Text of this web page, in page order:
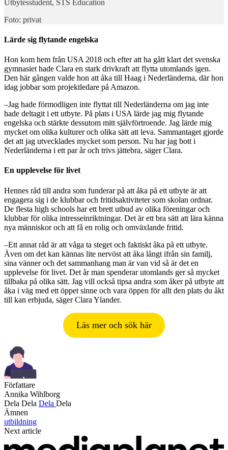
Utbytesstudent, STS Education
Foto: privat
Lärde sig flytande engelska
Hon kom hem från USA 2018 och efter att ha gått klart det svenska
gymnasiet hade Clara en stark drivkraft att flytta utomlands igen.
Den här gången valde hon att åka till Haag i Nederländerna, där hon
idag jobbar som projektledare på Amazon.
–Jag hade förmodligen inte flyttat till Nederländerna om jag inte
hade deltagit i ett utbyte. På plats i USA lärde jag mig flytande
engelska och stärkte dessutom mitt självförtroende. Jag lärde mig
mycket om olika kulturer och olika sätt att leva. Sammantaget gjorde
det att jag utvecklades mycket som person. Nu har jag bott i
Nederländerna i ett par år och trivs jättebra, säger Clara.
En upplevelse för livet
Hennes råd till andra som funderar på att åka på ett utbyte är att
engagera sig i de klubbar och fritidsaktiviteter som skolan ordnar.
De flesta high schools har ett brett utbud av olika föreningar och
klubbar för olika intresseinriktningar. Det är ett bra sätt att lära känna
nya människor och att få en rolig och omväxlande fritid.
–Ett annat råd är att våga ta steget och faktiskt åka på ett utbyte.
Även om det kan kännas lite nervöst att åka långt ifrån sin familj,
sina vänner och det sammanhang man är van vid så är det en
upplevelse för livet. Det år man spenderar utomlands ger så mycket
tillbaka på olika sätt. Jag vill också tipsa andra som åker på utbyte att
åka i väg med ett öppet sinne och vara öppen för allt den plats du åkt
till kan erbjuda, säger Clara Ylander.
Läs mer och sök här
Författare
Annika Wihlborg
Dela Dela Dela Dela
Ämnen
utbildning
Next article